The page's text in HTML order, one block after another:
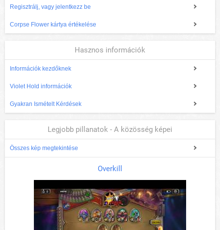
Regisztrálj, vagy jelentkezz be
Corpse Flower kártya értékelése
Hasznos információk
Információk kezdőknek
Violet Hold információk
Gyakran Ismételt Kérdések
Legjobb pillanatok - A közösség képei
Összes kép megtekintése
Overkill